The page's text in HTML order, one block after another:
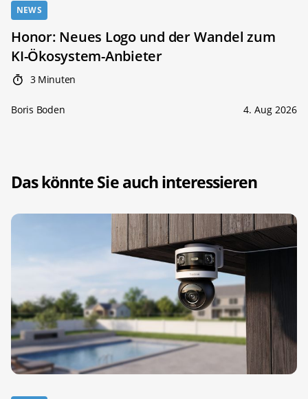
NEWS
Honor: Neues Logo und der Wandel zum
KI-Ökosystem-Anbieter
3 Minuten
Boris Boden 4. Aug 2026
Das könnte Sie auch interessieren